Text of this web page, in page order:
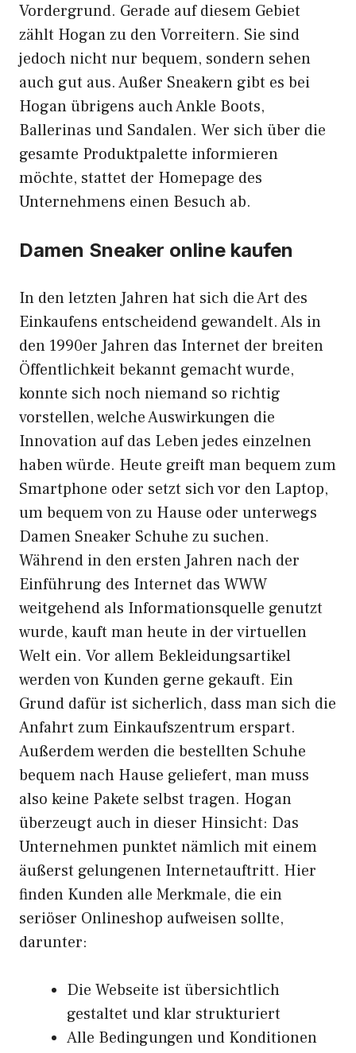
Vordergrund. Gerade auf diesem Gebiet
zählt Hogan zu den Vorreitern. Sie sind
jedoch nicht nur bequem, sondern sehen
auch gut aus. Außer Sneakern gibt es bei
Hogan übrigens auch Ankle Boots,
Ballerinas und Sandalen. Wer sich über die
gesamte Produktpalette informieren
möchte, stattet der Homepage des
Unternehmens einen Besuch ab.
Damen Sneaker online kaufen
In den letzten Jahren hat sich die Art des
Einkaufens entscheidend gewandelt. Als in
den 1990er Jahren das Internet der breiten
Öffentlichkeit bekannt gemacht wurde,
konnte sich noch niemand so richtig
vorstellen, welche Auswirkungen die
Innovation auf das Leben jedes einzelnen
haben würde. Heute greift man bequem zum
Smartphone oder setzt sich vor den Laptop,
um bequem von zu Hause oder unterwegs
Damen Sneaker Schuhe zu suchen.
Während in den ersten Jahren nach der
Einführung des Internet das WWW
weitgehend als Informationsquelle genutzt
wurde, kauft man heute in der virtuellen
Welt ein. Vor allem Bekleidungsartikel
werden von Kunden gerne gekauft. Ein
Grund dafür ist sicherlich, dass man sich die
Anfahrt zum Einkaufszentrum erspart.
Außerdem werden die bestellten Schuhe
bequem nach Hause geliefert, man muss
also keine Pakete selbst tragen. Hogan
überzeugt auch in dieser Hinsicht: Das
Unternehmen punktet nämlich mit einem
äußerst gelungenen Internetauftritt. Hier
finden Kunden alle Merkmale, die ein
seriöser Onlineshop aufweisen sollte,
darunter:
Die Webseite ist übersichtlich
gestaltet und klar strukturiert
Alle Bedingungen und Konditionen